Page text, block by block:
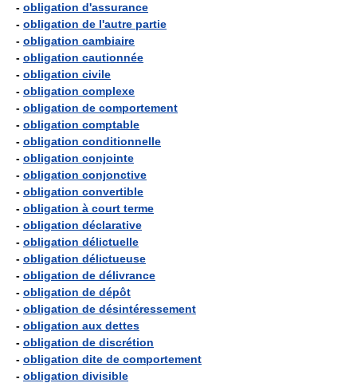
- obligation d'assurance
- obligation de l'autre partie
- obligation cambiaire
- obligation cautionnée
- obligation civile
- obligation complexe
- obligation de comportement
- obligation comptable
- obligation conditionnelle
- obligation conjointe
- obligation conjonctive
- obligation convertible
- obligation à court terme
- obligation déclarative
- obligation délictuelle
- obligation délictueuse
- obligation de délivrance
- obligation de dépôt
- obligation de désintéressement
- obligation aux dettes
- obligation de discrétion
- obligation dite de comportement
- obligation divisible